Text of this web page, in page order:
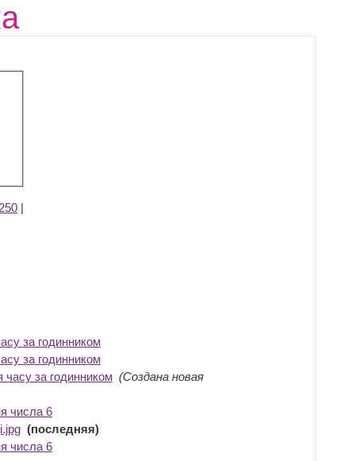
250 |
за годинником
за годинником
за годинником (Создана новая
числа 6
(последняя)
числа 6